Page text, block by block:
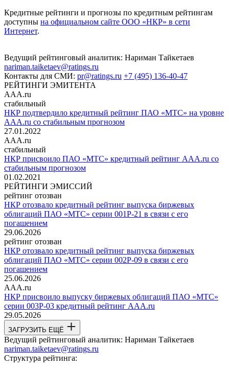
Кредитные рейтинги и прогнозы по кредитным рейтингам
доступны на официальном сайте ООО «НКР» в сети
Интернет.
Ведущий рейтинговый аналитик: Нариман Тайкетаев
nariman.taiketaev@ratings.ru
Контакты для СМИ: pr@ratings.ru +7 (495) 136-40-47
РЕЙТИНГИ ЭМИТЕНТА
AAA.ru
стабильный
НКР подтвердило кредитный рейтинг ПАО «МТС» на уровне
AAA.ru со стабильным прогнозом
27.01.2022
AAA.ru
стабильный
НКР присвоило ПАО «МТС» кредитный рейтинг AAA.ru со
стабильным прогнозом
01.02.2021
РЕЙТИНГИ ЭМИССИЙ
рейтинг отозван
НКР отозвало кредитный рейтинг выпуска биржевых
облигаций ПАО «МТС» серии 001Р-21 в связи с его
погашением
29.06.2026
рейтинг отозван
НКР отозвало кредитный рейтинг выпуска биржевых
облигаций ПАО «МТС» серии 002Р-09 в связи с его
погашением
25.06.2026
AAA.ru
НКР присвоило выпуску биржевых облигаций ПАО «МТС»
серии 003Р-03 кредитный рейтинг AAA.ru
29.05.2026
ЗАГРУЗИТЬ ЕЩЁ
Ведущий рейтинговый аналитик: Нариман Тайкетаев
nariman.taiketaev@ratings.ru
Структура рейтинга: